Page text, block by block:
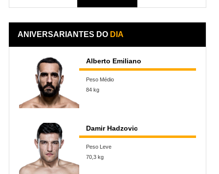
ANIVERSARIANTES DO DIA
Alberto Emiliano
Peso Médio
84 kg
Damir Hadzovic
Peso Leve
70,3 kg